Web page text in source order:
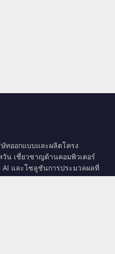
ทออกแบบและผลิตโครง
วัน เชี่ยวชาญด้านคอมพิวเตอร์
AI และโซลูชันการประมวลผลที่